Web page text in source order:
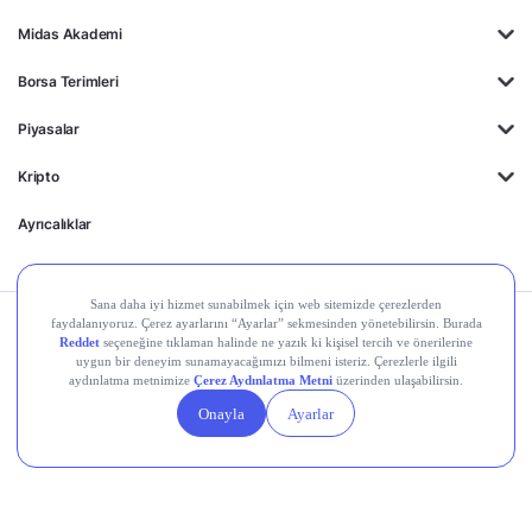
Midas Akademi
Borsa Terimleri
Piyasalar
Kripto
Ayrıcalıklar
© 2026 Midas Finansal Teknolojiler A.Ş. Tüm hakları
Kişisel Verilerin
Korunması
Gizlilik
Politikası
Yasal
Duyurular
Çerez
Ayarları